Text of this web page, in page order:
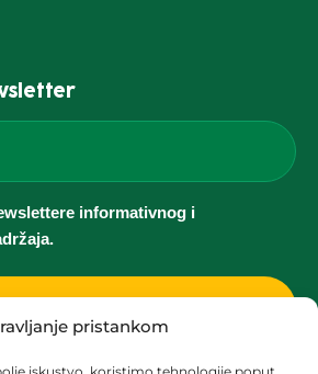
pristankom
informativnog i